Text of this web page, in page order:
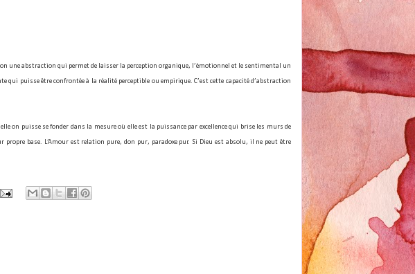
une abstraction qui permet de laisser la perception organique, l’émotionnel et le sentimental un
qui puisse être confrontée à la réalité perceptible ou empirique. C’est cette capacité d’abstraction
on puisse se fonder dans la mesure où elle est la puissance par excellence qui brise les murs de
base. L’Amour est relation pure, don pur, paradoxe pur. Si Dieu est absolu, il ne peut être